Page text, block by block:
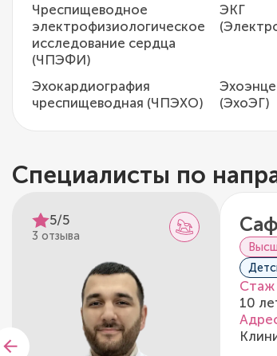
Чреспищеводное
электрофизиологическое
исследование сердца
(ЧПЭФИ)
ЭКГ
Эхокардиография
чреспищеводная (ЧПЭХО)
(ЭхоЭГ)
Специалисты по
5/5
3 отзыва
Стаж
10